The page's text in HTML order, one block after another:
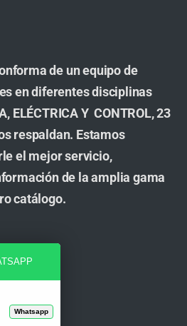
de un equipo de
en diferentes disciplinas
ELÉCTRICA Y CONTROL, 23
respaldan. Estamos
el mejor servicio,
de la amplia gama
catálogo.
Whatsapp